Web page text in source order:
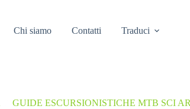
Chi siamo Contatti Traduci
GUIDE ESCURSIONISTICHE MTB SCI